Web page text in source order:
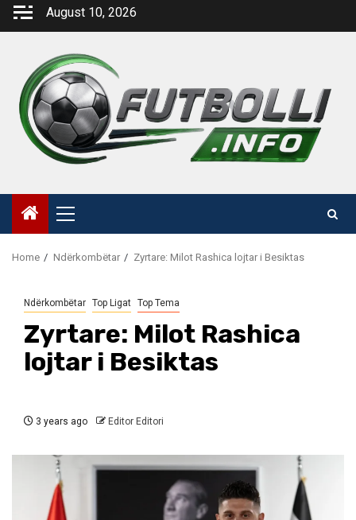
Skip
August 10, 2026
Primary
Menu
Home Ndërkombëtar Zyrtare: Milot Rashica lojtar i Besiktas
Ndërkombëtar Top Ligat Top Tema
Zyrtare: Milot Rashica
lojtar i Besiktas
3 years ago Editor Editori